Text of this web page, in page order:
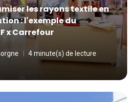
les rayons textile en
: l'exemple du
x Carrefour
4 minute(s) de lecture